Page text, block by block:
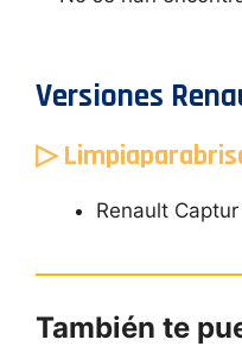
Versiones
▷
Renault Captur
También te